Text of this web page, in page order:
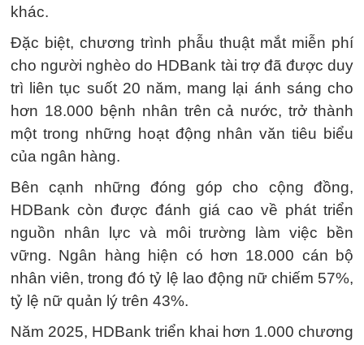
khác.
Đặc biệt, chương trình phẫu thuật mắt miễn phí
cho người nghèo do HDBank tài trợ đã được duy
trì liên tục suốt 20 năm, mang lại ánh sáng cho
hơn 18.000 bệnh nhân trên cả nước, trở thành
một trong những hoạt động nhân văn tiêu biểu
của ngân hàng.
Bên cạnh những đóng góp cho cộng đồng,
HDBank còn được đánh giá cao về phát triển
nguồn nhân lực và môi trường làm việc bền
vững. Ngân hàng hiện có hơn 18.000 cán bộ
nhân viên, trong đó tỷ lệ lao động nữ chiếm 57%,
tỷ lệ nữ quản lý trên 43%.
Năm 2025, HDBank triển khai hơn 1.000 chương